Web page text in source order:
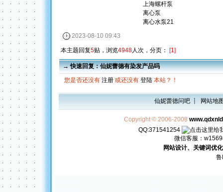
上海螺杆泵
离心泵
离心水泵21
2023-08-10 09:43
本主题回复5贴，浏览4948人次，分页： [1]
→ 快速回复：仙妮蕾德有染发产品吗
您是否还没有 注册 或还没有 登陆 本站？！
仙妮蕾德问吧┋网站地
Copyright © 2006-2008
QQ:371541254
微信客服：
网站设计、关键词优